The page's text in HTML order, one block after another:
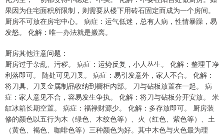
果因为住宅面积所限制，则需要从楼下用砖石固定而成为一个房间。
厨房不可放在房宅中心。 病症：运气低迷，总有人病，性情暴躁，易
发怒。 化解：唯一办法就是搬离。
厨房其他注意问题：
厨房过于杂乱、污秽。 病症：运势反复，小人丛生。 化解：整理干净
利落即可。 随处可见刀叉。 病症：易引发意外，家人不合。 化解：
将刀具、刀叉金属制品收纳到橱柜内部。 刀与砧板放置在一起。 病
症：家人意见不合，容易发生争执。 化解：将刀与砧板分开安放。 米
缸冰箱长期空置。 病症：福禄财源少。 化解：多存放即可。 厨房装
修的颜色以五行为木（绿色、木纹色等）、火（红色、紫色等）、土
（黄色、褐色、咖啡色等）三种颜色为好。其中木色与火色最为理